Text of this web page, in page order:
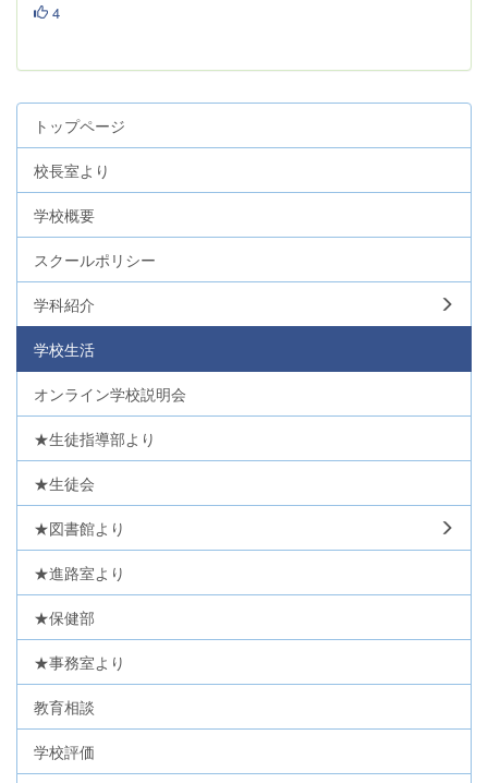
4
トップページ
校長室より
学校概要
スクールポリシー
学科紹介
学校生活
オンライン学校説明会
★生徒指導部より
★生徒会
★図書館より
★進路室より
★保健部
★事務室より
教育相談
学校評価